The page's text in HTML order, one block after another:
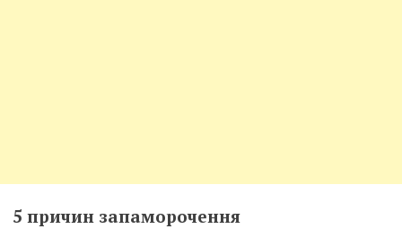
5 причин запаморочення